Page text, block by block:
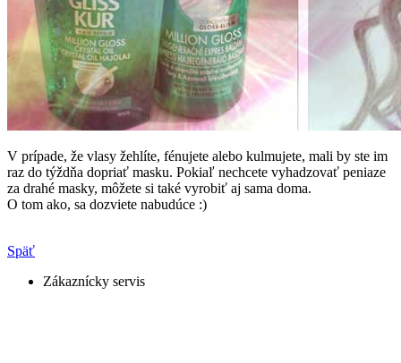
V prípade, že vlasy žehlíte, fénujete alebo kulmujete, mali by ste im
raz do týždňa dopriať masku. Pokiaľ nechcete vyhadzovať peniaze
za drahé masky, môžete si také vyrobiť aj sama doma.
O tom ako, sa dozviete nabudúce :)
Späť
Zákaznícky servis